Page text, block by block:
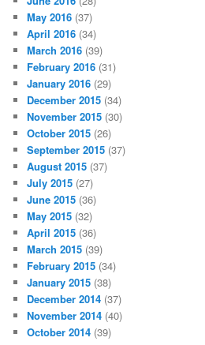
May 2016 (37)
April 2016 (34)
March 2016 (39)
February 2016 (31)
January 2016 (29)
December 2015 (34)
November 2015 (30)
October 2015 (26)
September 2015 (37)
August 2015 (37)
July 2015 (27)
June 2015 (36)
May 2015 (32)
April 2015 (36)
March 2015 (39)
February 2015 (34)
January 2015 (38)
December 2014 (37)
November 2014 (40)
October 2014 (39)